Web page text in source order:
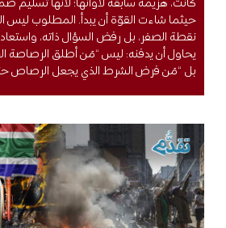
حيثما شاءت القوّة أن يبدأ. المطلوب ليس
نقطة الصفر، بل رفض السؤال ذاته،
يحاول أن يدفنه: ليس “مَن أطلق الرصاصة
بل “مَن فرض الشرط الذي يجعل الرصاص